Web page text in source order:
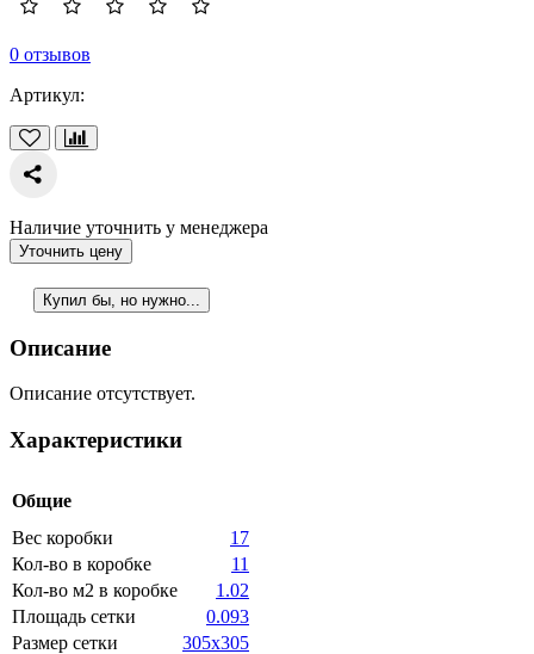
0 отзывов
Артикул:
Наличие уточнить у менеджера
Уточнить цену
Купил бы, но нужно...
Описание
Описание отсутствует.
Характеристики
Общие
Вес коробки
17
Кол-во в коробке
11
Кол-во м2 в коробке
1.02
Площадь сетки
0.093
Размер сетки
305x305